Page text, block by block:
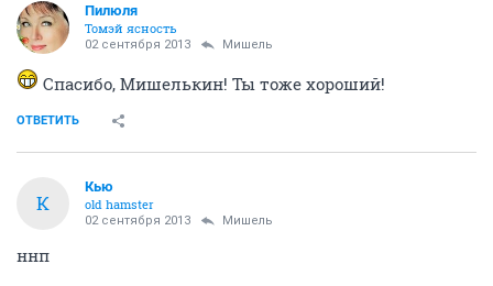
Пилюля
Томэй ясность
02 сентября 2013 Мишель
Спасибо, Мишелькин! Ты тоже хороший!
ОТВЕТИТЬ
К
Кью
old hamster
02 сентября 2013 Мишель
ннп